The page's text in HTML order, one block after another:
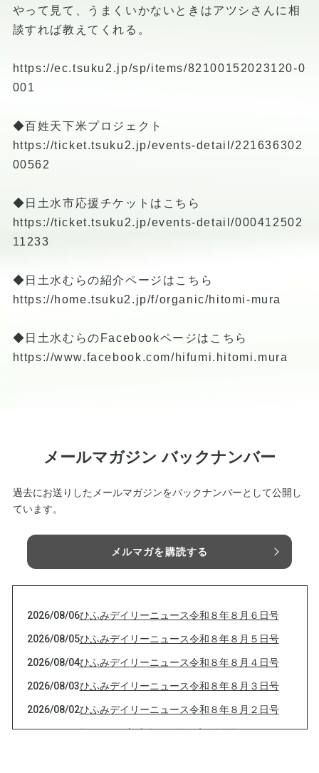
やって見て、うまくいかないときはアツシさんに相
談すれば教えてくれる。
https://ec.tsuku2.jp/sp/items/82100152023120-0
001
◆百姓天下米プロジェクト
https://ticket.tsuku2.jp/events-detail/221636302
00562
◆日土水市応援チケットはこちら
https://ticket.tsuku2.jp/events-detail/000412502
11233
◆日土水むらの紹介ページはこちら
https://home.tsuku2.jp/f/organic/hitomi-mura
◆日土水むらのFacebookページはこちら
https://www.facebook.com/hifumi.hitomi.mura
メールマガジン バックナンバー
過去にお送りしたメールマガジンをバックナンバーとして公開し
ています。
メルマガを購読する
2026/08/06ひふみデイリーニュース令和８年８月６日号
2026/08/05ひふみデイリーニュース令和８年８月５日号
2026/08/04ひふみデイリーニュース令和８年８月４日号
2026/08/03ひふみデイリーニュース令和８年８月３日号
2026/08/02ひふみデイリーニュース令和８年８月２日号
2026/08/02塩の5つの主成分は現代医療で活躍している